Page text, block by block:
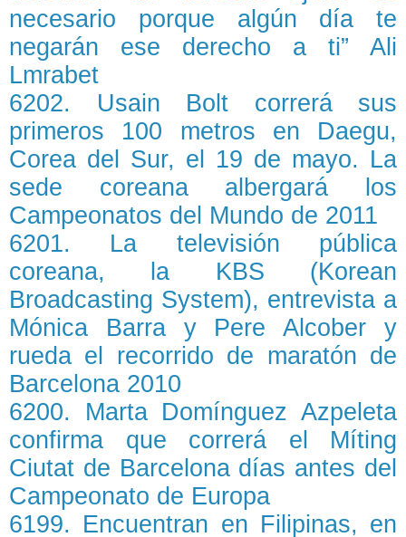
necesario porque algún día te
negarán ese derecho a ti” Ali
Lmrabet
6202. Usain Bolt correrá sus
primeros 100 metros en Daegu,
Corea del Sur, el 19 de mayo. La
sede coreana albergará los
Campeonatos del Mundo de 2011
6201. La televisión pública
coreana, la KBS (Korean
Broadcasting System), entrevista a
Mónica Barra y Pere Alcober y
rueda el recorrido de maratón de
Barcelona 2010
6200. Marta Domínguez Azpeleta
confirma que correrá el Míting
Ciutat de Barcelona días antes del
Campeonato de Europa
6199. Encuentran en Filipinas, en